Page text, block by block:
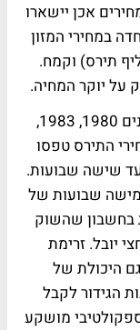
והמחירים אכן יישארו
במחירי המזון
תירס) וקמח.
על יוקר המחיה.
בבחינה היסטורית על תקופות בצורת בשנים 1980, 1983,
מסוימת גם שנת 2011, מחירי התירס טפסו
עד שישה שבועות.
שבועות של
46%. יש לקחת בחשבון שהשוק
יובל. זרימת
גם היכולת של
הגידור לקבל
מושקע